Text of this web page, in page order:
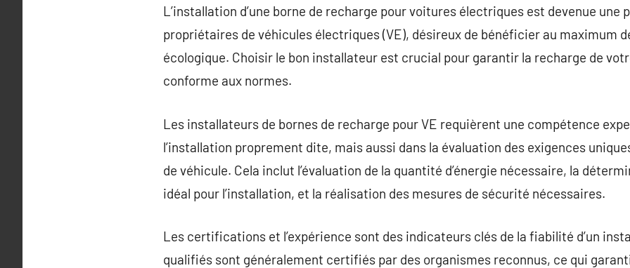
L’installation d’une borne de recharge pour voitures électriques est devenue une
propriétaires de véhicules électriques (VE), désireux de bénéficier au maximum
écologique. Choisir le bon installateur est crucial pour garantir la recharge de
conforme aux normes.
Les installateurs de bornes de recharge pour VE requièrent une compétence
l’installation proprement dite, mais aussi dans la évaluation des exigences
de véhicule. Cela inclut l’évaluation de la quantité d’énergie nécessaire, la
idéal pour l’installation, et la réalisation des mesures de sécurité nécessaires.
Les certifications et l’expérience sont des indicateurs clés de la fiabilité d’un
qualifiés sont généralement certifiés par des organismes reconnus, ce qui